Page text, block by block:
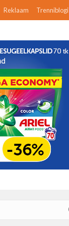
Reklaam Trenniblogi